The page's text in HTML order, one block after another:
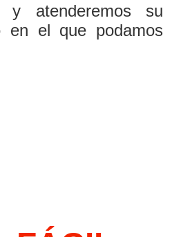
y atenderemos su
en el que podamos